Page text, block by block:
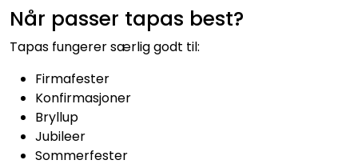
Når passer tapas best?
Tapas fungerer særlig godt til:
Firmafester
Konfirmasjoner
Bryllup
Jubileer
Sommerfester